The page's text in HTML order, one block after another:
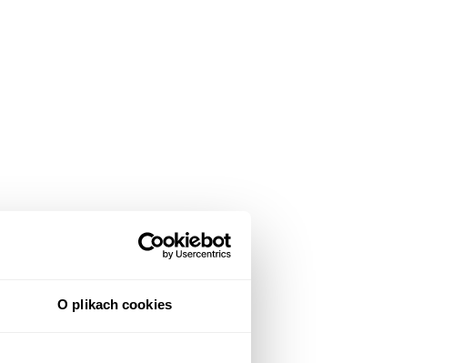
O plikach cookies